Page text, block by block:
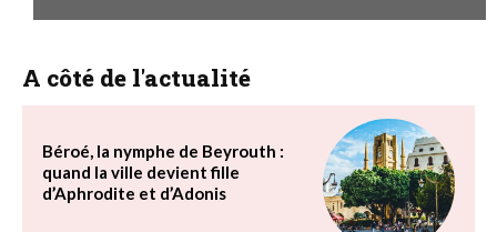
A côté de l'actualité
Béroé, la nymphe de Beyrouth :
quand la ville devient fille
d’Aphrodite et d’Adonis